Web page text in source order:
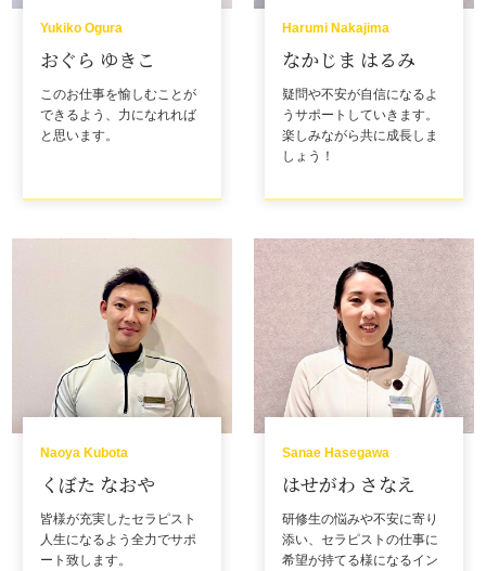
Yukiko Ogura
おぐら ゆきこ
このお仕事を愉しむことが
できるよう、力になれれば
と思います。
Harumi Nakajima
なかじま はるみ
疑問や不安が自信になるよ
うサポートしていきます。
楽しみながら共に成長しま
しょう！
Naoya Kubota
くぼた なおや
皆様が充実したセラピスト
人生になるよう全力でサポ
ート致します。
Sanae Hasegawa
はせがわ さなえ
研修生の悩みや不安に寄り
添い、セラピストの仕事に
希望が持てる様になるイン